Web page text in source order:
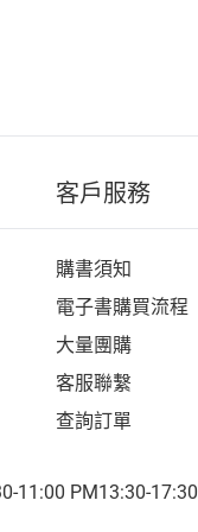
客戶服務
購書須知
電子書購買流程
大量團購
客服聯繫
查詢訂單
11:00 PM13:30-17:30